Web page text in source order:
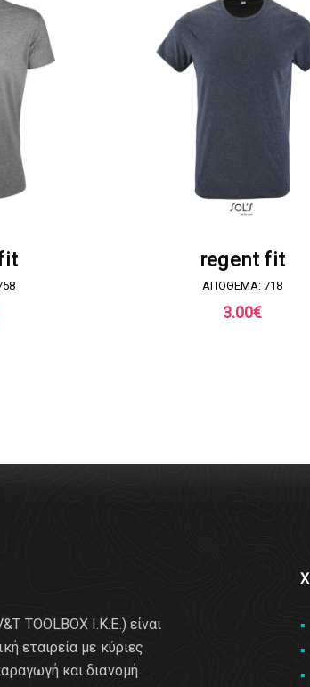
ΖΗΤΗΣΤΕ ΠΡΟΣΦΟΡΑ
regent fit
ΑΠΟΘΕΜΑ: 718
3.00€
TOOLBOX Ι.Κ.Ε.) είναι
εταιρεία με κύριες
και διανομή